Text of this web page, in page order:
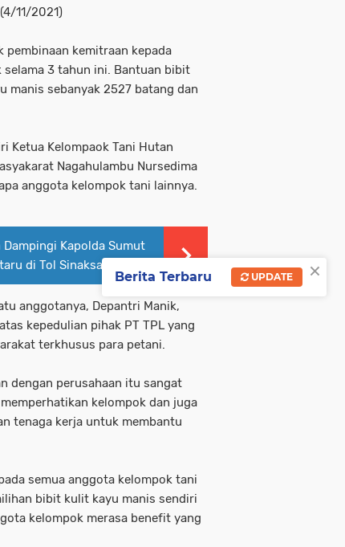
11/2021)
kemitraan kepada
3 tahun ini. Bantuan bibit
manis sebanyak 2527 batang dan
Ketua Kelompaok Tani Hutan
Nagahulambu Nursedima
anggota kelompok tani lainnya.
Kapolda Sumut
di Tol Sinaksak
anggotanya, Depantri Manik,
kepedulian pihak PT TPL yang
terkhusus para petani.
dengan perusahaan itu sangat
kelompok dan juga
tenaga kerja untuk membantu
semua anggota kelompok tani
bibit kulit kayu manis sendiri
kelompok merasa benefit yang
×
Berita Terbaru UPDATE